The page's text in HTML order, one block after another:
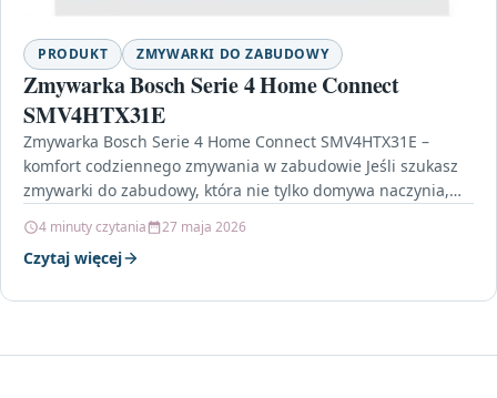
PRODUKT ZMYWARKI DO ZABUDOWY
Zmywarka Bosch Serie 4 Home Connect
SMV4HTX31E
Zmywarka Bosch Serie 4 Home Connect SMV4HTX31E –
komfort codziennego zmywania w zabudowie Jeśli szukasz
zmywarki do zabudowy, która nie tylko domywa naczynia,
4 minuty czytania 27 maja 2026
Czytaj więcej